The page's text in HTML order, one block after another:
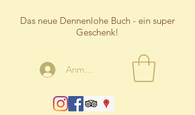
Das neue Dennenlohe Buch - ein super
Geschenk!
Anmelden